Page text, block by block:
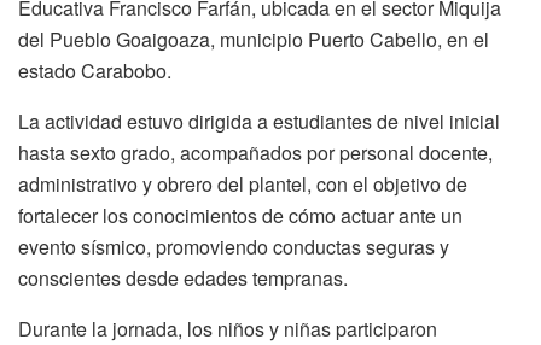
Educativa Francisco Farfán, ubicada en el sector Miquija
del Pueblo Goaigoaza, municipio Puerto Cabello, en el
estado Carabobo.
La actividad estuvo dirigida a estudiantes de nivel inicial
hasta sexto grado, acompañados por personal docente,
administrativo y obrero del plantel, con el objetivo de
fortalecer los conocimientos de cómo actuar ante un
evento sísmico, promoviendo conductas seguras y
conscientes desde edades tempranas.
Durante la jornada, los niños y niñas participaron